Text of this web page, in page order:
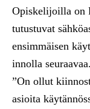
Opiskelijoilla on
tutustuvat
ensimmäisen
innolla seuraavaa.
”On ollut
asioita